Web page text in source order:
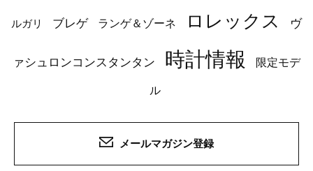
ルガリ ブレゲ ランゲ＆ゾーネ ロレックス ヴ
ァシュロンコンスタンタン 時計情報 限定モデ
ル
メールマガジン登録